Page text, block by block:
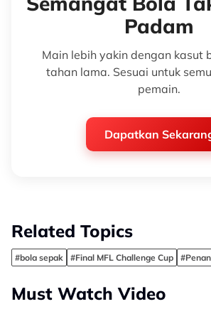
Padam
Main lebih yakin dengan kasut
tahan lama. Sesuai untuk
pemain.
Dapatkan
Related Topics
#bola sepak #Final MFL Challenge Cup
Must Watch Video